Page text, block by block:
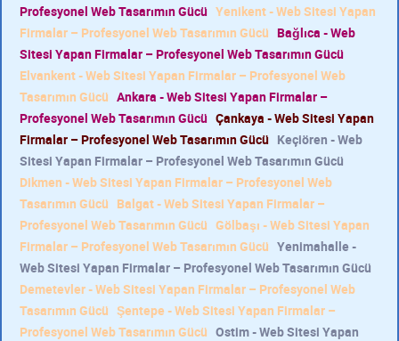
Profesyonel Web Tasarımın Gücü Yenikent - Web Sitesi Yapan
Firmalar – Profesyonel Web Tasarımın Gücü Bağlıca - Web
Sitesi Yapan Firmalar – Profesyonel Web Tasarımın Gücü
Elvankent - Web Sitesi Yapan Firmalar – Profesyonel Web
Tasarımın Gücü Ankara - Web Sitesi Yapan Firmalar –
Profesyonel Web Tasarımın Gücü Çankaya - Web Sitesi Yapan
Firmalar – Profesyonel Web Tasarımın Gücü Keçiören - Web
Sitesi Yapan Firmalar – Profesyonel Web Tasarımın Gücü
Dikmen - Web Sitesi Yapan Firmalar – Profesyonel Web
Tasarımın Gücü Balgat - Web Sitesi Yapan Firmalar –
Profesyonel Web Tasarımın Gücü Gölbaşı - Web Sitesi Yapan
Firmalar – Profesyonel Web Tasarımın Gücü Yenimahalle -
Web Sitesi Yapan Firmalar – Profesyonel Web Tasarımın Gücü
Demetevler - Web Sitesi Yapan Firmalar – Profesyonel Web
Tasarımın Gücü Şentepe - Web Sitesi Yapan Firmalar –
Profesyonel Web Tasarımın Gücü Ostim - Web Sitesi Yapan